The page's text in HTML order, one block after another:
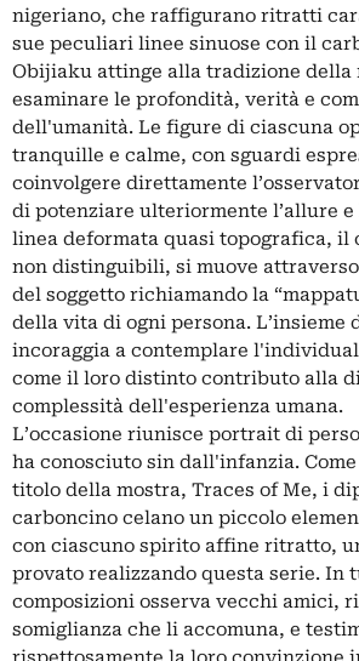
nigeriano, che raffigurano ritratti
sue peculiari linee sinuose con il
Obijiaku attinge alla tradizione
esaminare le profondità, verità e
dell'umanità. Le figure di ciascuna
tranquille e calme, con sguardi
coinvolgere direttamente
di potenziare ulteriormente l’allure
linea deformata quasi topografica, il
non distinguibili, si muove
del soggetto richiamando la
della vita di ogni persona. L’insieme
incoraggia a contemplare
come il loro distinto contributo alla
complessità dell'esperienza umana.
L’occasione riunisce portrait di
ha conosciuto sin dall'infanzia.
titolo della mostra, Traces of Me, i
carboncino celano un piccolo
con ciascuno spirito affine ritratto,
provato realizzando questa serie. In
composizioni osserva vecchi amici,
somiglianza che li accomuna, e